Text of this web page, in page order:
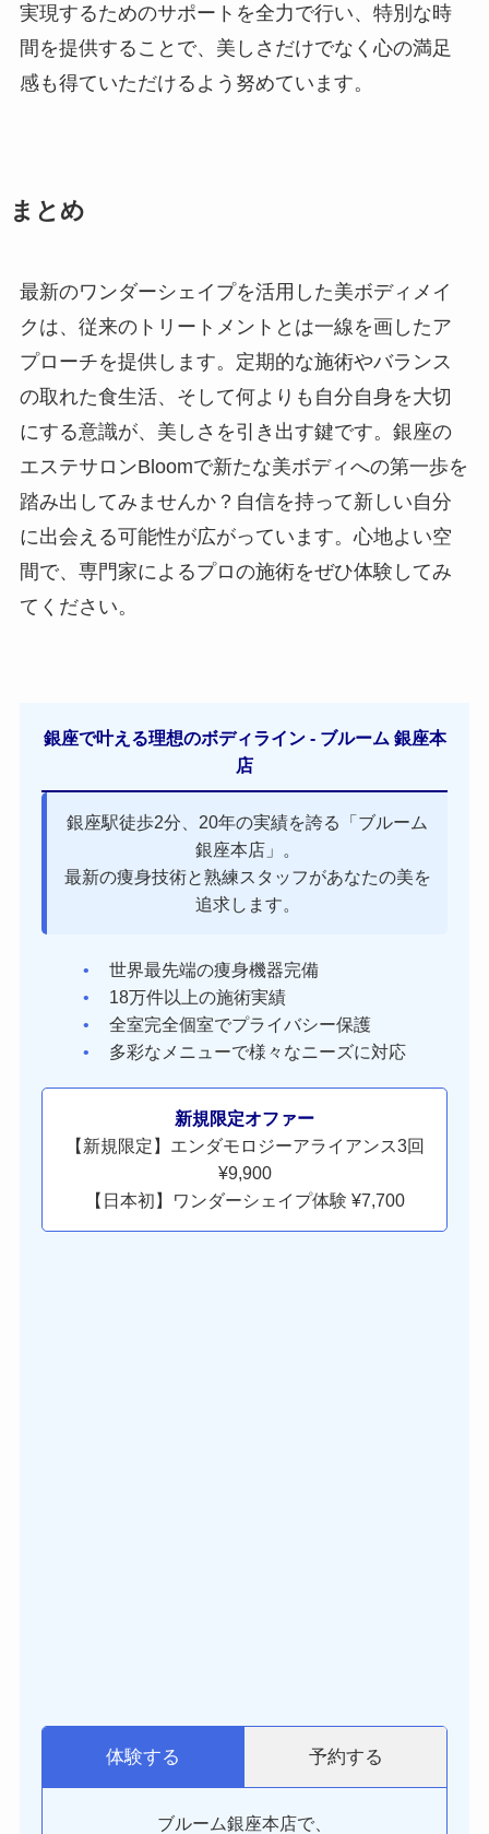
実現するためのサポートを全力で行い、特別な時
間を提供することで、美しさだけでなく心の満足
感も得ていただけるよう努めています。
まとめ
最新のワンダーシェイプを活用した美ボディメイ
クは、従来のトリートメントとは一線を画したア
プローチを提供します。定期的な施術やバランス
の取れた食生活、そして何よりも自分自身を大切
にする意識が、美しさを引き出す鍵です。銀座の
エステサロンBloomで新たな美ボディへの第一歩を
踏み出してみませんか？自信を持って新しい自分
に出会える可能性が広がっています。心地よい空
間で、専門家によるプロの施術をぜひ体験してみ
てください。
銀座で叶える理想のボディライン - ブルーム 銀座本
店
銀座駅徒歩2分、20年の実績を誇る「ブルーム
銀座本店」。
最新の痩身技術と熟練スタッフがあなたの美を
追求します。
世界最先端の痩身機器完備
18万件以上の施術実績
全室完全個室でプライバシー保護
多彩なメニューで様々なニーズに対応
新規限定オファー
【新規限定】エンダモロジーアライアンス3回
¥9,900
【日本初】ワンダーシェイプ体験 ¥7,700
体験する 予約する
ブルーム銀座本店で、